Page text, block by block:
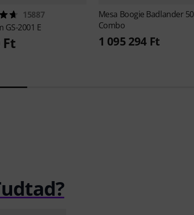
15887
GS-2001 E
Ft
Mesa Boogie Badlander 50
Combo
1 095 294 Ft